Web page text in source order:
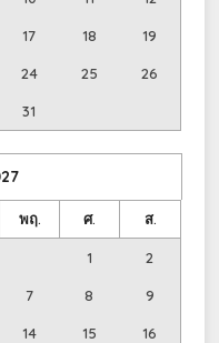
17 18 19
24 25 26
31
พฤ. ศ. ส.
1 2
7 8 9
14 15 16